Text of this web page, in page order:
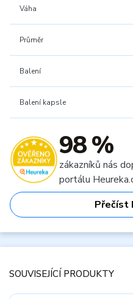
Váha
Průměr
Balení
Balení kapsle
98 %
zákazníků nás
portálu
Přečíst
SOUVISEJÍCÍ PRODUKTY